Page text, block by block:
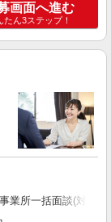
画面へ進む
たん3ステップ！
業所一括面談(対